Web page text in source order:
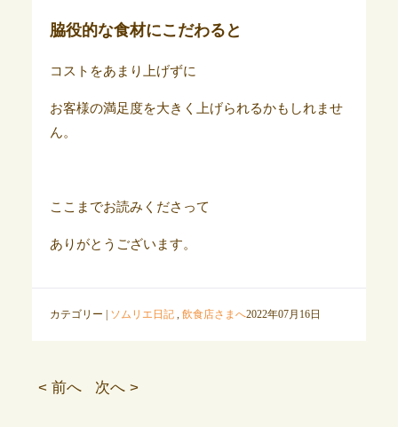
脇役的な食材にこだわると
コストをあまり上げずに
お客様の満足度を大きく上げられるかもしれませ
ん。
ここまでお読みくださって
ありがとうございます。
カテゴリー | ソムリエ日記, 飲食店さまへ2022年07月16日
< 前へ 次へ >